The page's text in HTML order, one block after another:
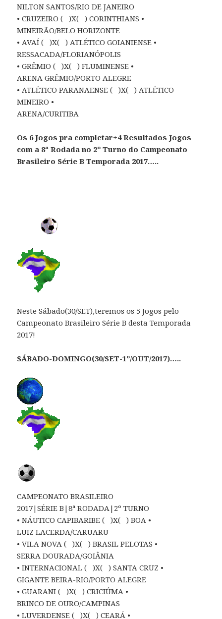
NILTON SANTOS/RIO DE JANEIRO
• CRUZEIRO ( )X( ) CORINTHIANS •
MINEIRÃO/BELO HORIZONTE
• AVAÍ ( )X( ) ATLÉTICO GOIANIENSE •
RESSACADA/FLORIANÓPOLIS
• GRÊMIO ( )X( ) FLUMINENSE •
ARENA GRÊMIO/PORTO ALEGRE
• ATLÉTICO PARANAENSE ( )X( ) ATLÉTICO
MINEIRO •
ARENA/CURITIBA
Os 6 Jogos pra completar+4 Resultados Jogos
com a 8ª Rodada no 2º Turno do Campeonato
Brasileiro Série B Temporada 2017…..
Neste Sábado(30/SET),teremos os 5 Jogos pelo
Campeonato Brasileiro Série B desta Temporada
2017!
SÁBADO-DOMINGO(30/SET-1º/OUT/2017)…..
CAMPEONATO BRASILEIRO
2017|SÉRIE B|8ª RODADA|2º TURNO
• NÁUTICO CAPIBARIBE ( )X( ) BOA •
LUIZ LACERDA/CARUARU
• VILA NOVA ( )X( ) BRASIL PELOTAS •
SERRA DOURADA/GOIÂNIA
• INTERNACIONAL ( )X( ) SANTA CRUZ •
GIGANTE BEIRA-RIO/PORTO ALEGRE
• GUARANI ( )X( ) CRICIÚMA •
BRINCO DE OURO/CAMPINAS
• LUVERDENSE ( )X( ) CEARÁ •